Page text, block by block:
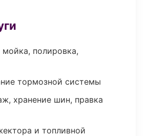
мойка, полировка,
тормозной системы
хранение шин, правка
и топливной